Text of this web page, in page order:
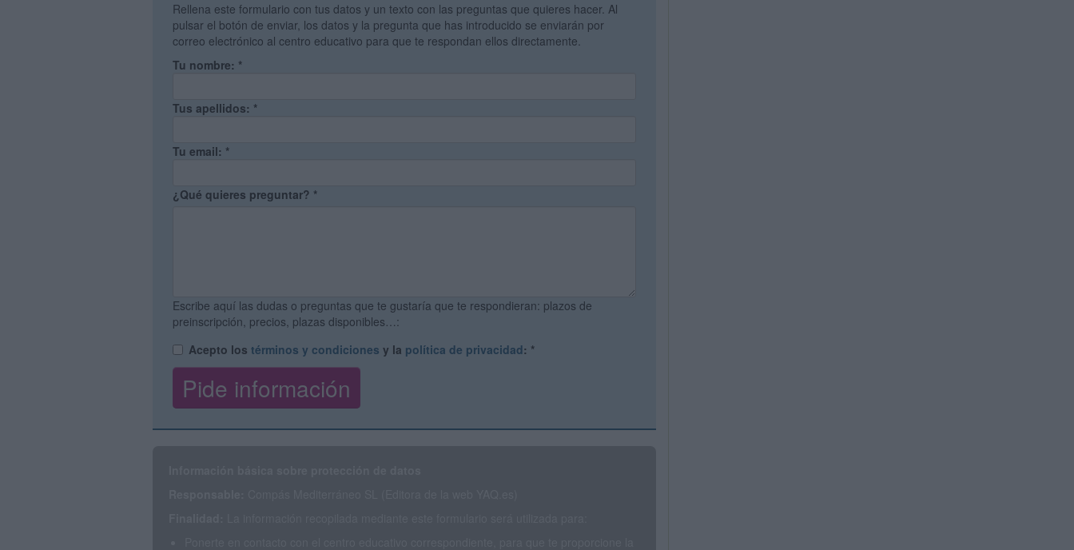
Rellena este formulario con tus datos y un texto con las preguntas que quieres hacer. Al
pulsar el botón de enviar, los datos y la pregunta que has introducido se enviarán por
correo electrónico al centro educativo para que te respondan ellos directamente.
Tu nombre: *
Tus apellidos: *
Tu email: *
¿Qué quieres preguntar? *
Escribe aquí las dudas o preguntas que te gustaría que te respondieran: plazos de
preinscripción, precios, plazas disponibles…:
Acepto los términos y condiciones y la política de privacidad: *